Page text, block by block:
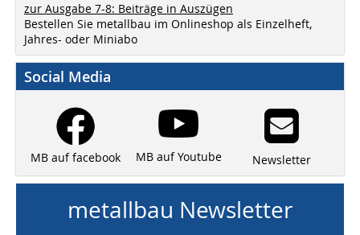
zur Ausgabe 7-8: Beiträge in Auszügen
Bestellen Sie metallbau im Onlineshop als Einzelheft,
Jahres- oder Miniabo
Social Media
MB auf facebook MB auf Youtube Newsletter
metallbau Newsletter